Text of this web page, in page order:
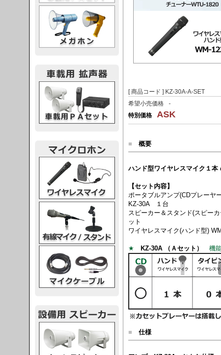
[ 商品コード ] KZ-30A-A-SET
希望小売価格
-
特別価格
ASK
■ 概要
ハンド型ワイヤレスマイク１
【セット内容】
ポータブルアンプ(CDプレー
KZ-30A １台
スピーカー＆スタンド(スピー
ット
ワイヤレスマイク(ハンド型)
★ KZ-30A （Ａセット） 機
■ 仕様